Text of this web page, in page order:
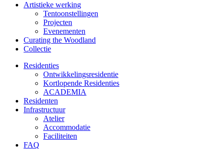
Artistieke werking
Tentoonstellingen
Projecten
Evenementen
Curating the Woodland
Collectie
Residenties
Ontwikkelings­residentie
Kortlopende Residenties
ACADEMIA
Residenten
Infrastructuur
Atelier
Accommodatie
Faciliteiten
FAQ